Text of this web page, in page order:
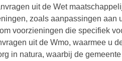
uit de Wet
zoals aanpassingen aan
voorzieningen die specifiek
uit de Wmo, waarmee u
in natura, waarbij de